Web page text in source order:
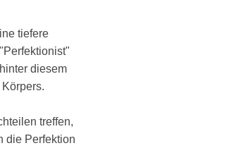
tiefere
diesem
treffen,
die Perfektion